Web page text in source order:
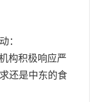
：
构积极响应严
还是中东的食